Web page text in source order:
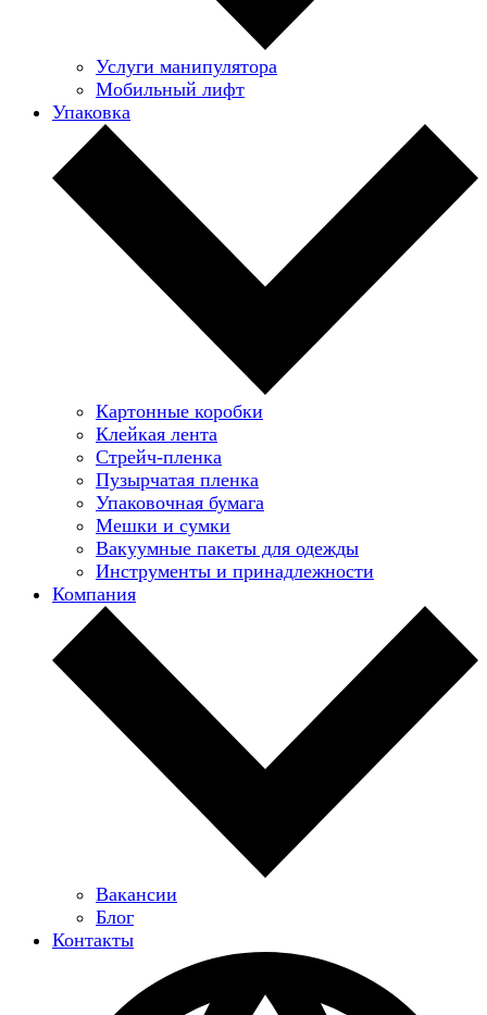
Услуги манипулятора
Мобильный лифт
Упаковка
Картонные коробки
Клейкая лента
Стрейч-пленка
Пузырчатая пленка
Упаковочная бумага
Мешки и сумки
Вакуумные пакеты для одежды
Инструменты и принадлежности
Компания
Вакансии
Блог
Контакты